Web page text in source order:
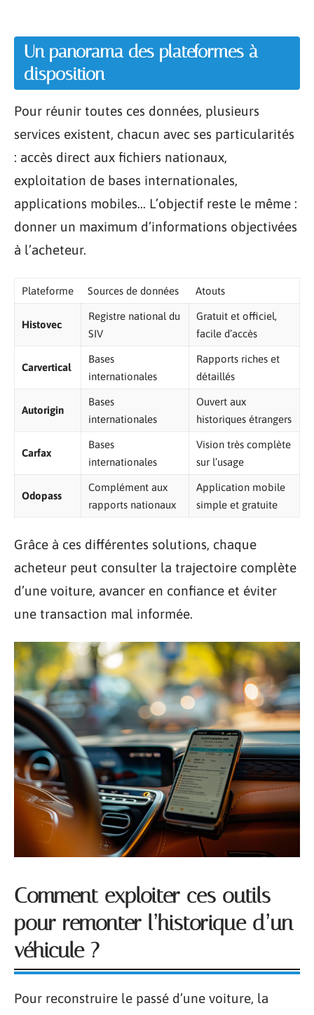
Un panorama des plateformes à
disposition
Pour réunir toutes ces données, plusieurs
services existent, chacun avec ses particularités
: accès direct aux fichiers nationaux,
exploitation de bases internationales,
applications mobiles… L’objectif reste le même :
donner un maximum d’informations objectivées
à l’acheteur.
Plateforme Sources de données Atouts
Histovec
Registre national du
SIV
Gratuit et officiel,
facile d’accès
Carvertical
Bases
internationales
Rapports riches et
détaillés
Autorigin
Bases
internationales
Ouvert aux
historiques étrangers
Carfax
Bases
internationales
Vision très complète
sur l’usage
Odopass
Complément aux
rapports nationaux
Application mobile
simple et gratuite
Grâce à ces différentes solutions, chaque
acheteur peut consulter la trajectoire complète
d’une voiture, avancer en confiance et éviter
une transaction mal informée.
Comment exploiter ces outils
pour remonter l’historique d’un
véhicule ?
Pour reconstruire le passé d’une voiture, la